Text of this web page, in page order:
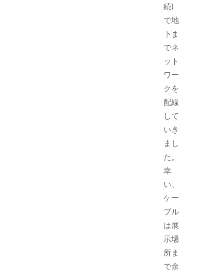
続)
で地
下ま
でネ
ット
ワー
クを
配線
して
いき
まし
た。
幸
い、
ケー
ブル
は展
示場
所ま
で余